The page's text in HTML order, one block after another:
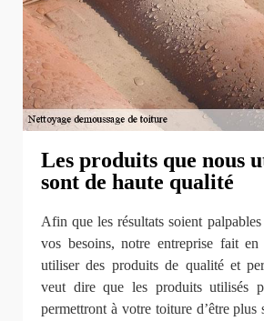
Les produits que nous
sont de haute qualité
Afin que les résultats soient
vos besoins, notre entreprise fait
utiliser des produits de qualité et
veut dire que les produits utilisés
permettront à votre toiture d’être plus